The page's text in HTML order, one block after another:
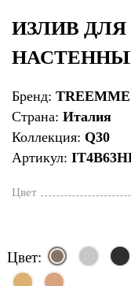
ИЗЛИВ
Бренд: TREEMME
Страна: Италия
Коллекция: Q30
Артикул:
Цвет
Цвет: